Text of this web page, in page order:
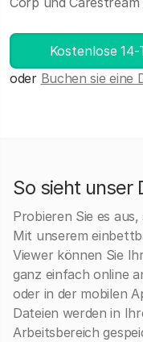
Kostenlose
oder Buchen sie eine
So sieht unser
Probieren Sie es aus,
Mit unserem
Viewer können Sie
ganz einfach online
oder in der mobilen
Dateien werden in
Arbeitsbereich